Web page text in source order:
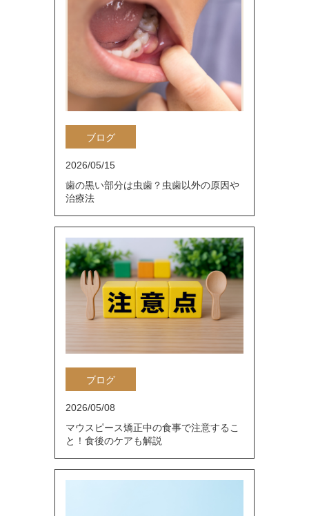
ブログ
2026/05/15
歯の黒い部分は虫歯？虫歯以外の原因や
治療法
ブログ
2026/05/08
マウスピース矯正中の食事で注意するこ
と！食後のケアも解説